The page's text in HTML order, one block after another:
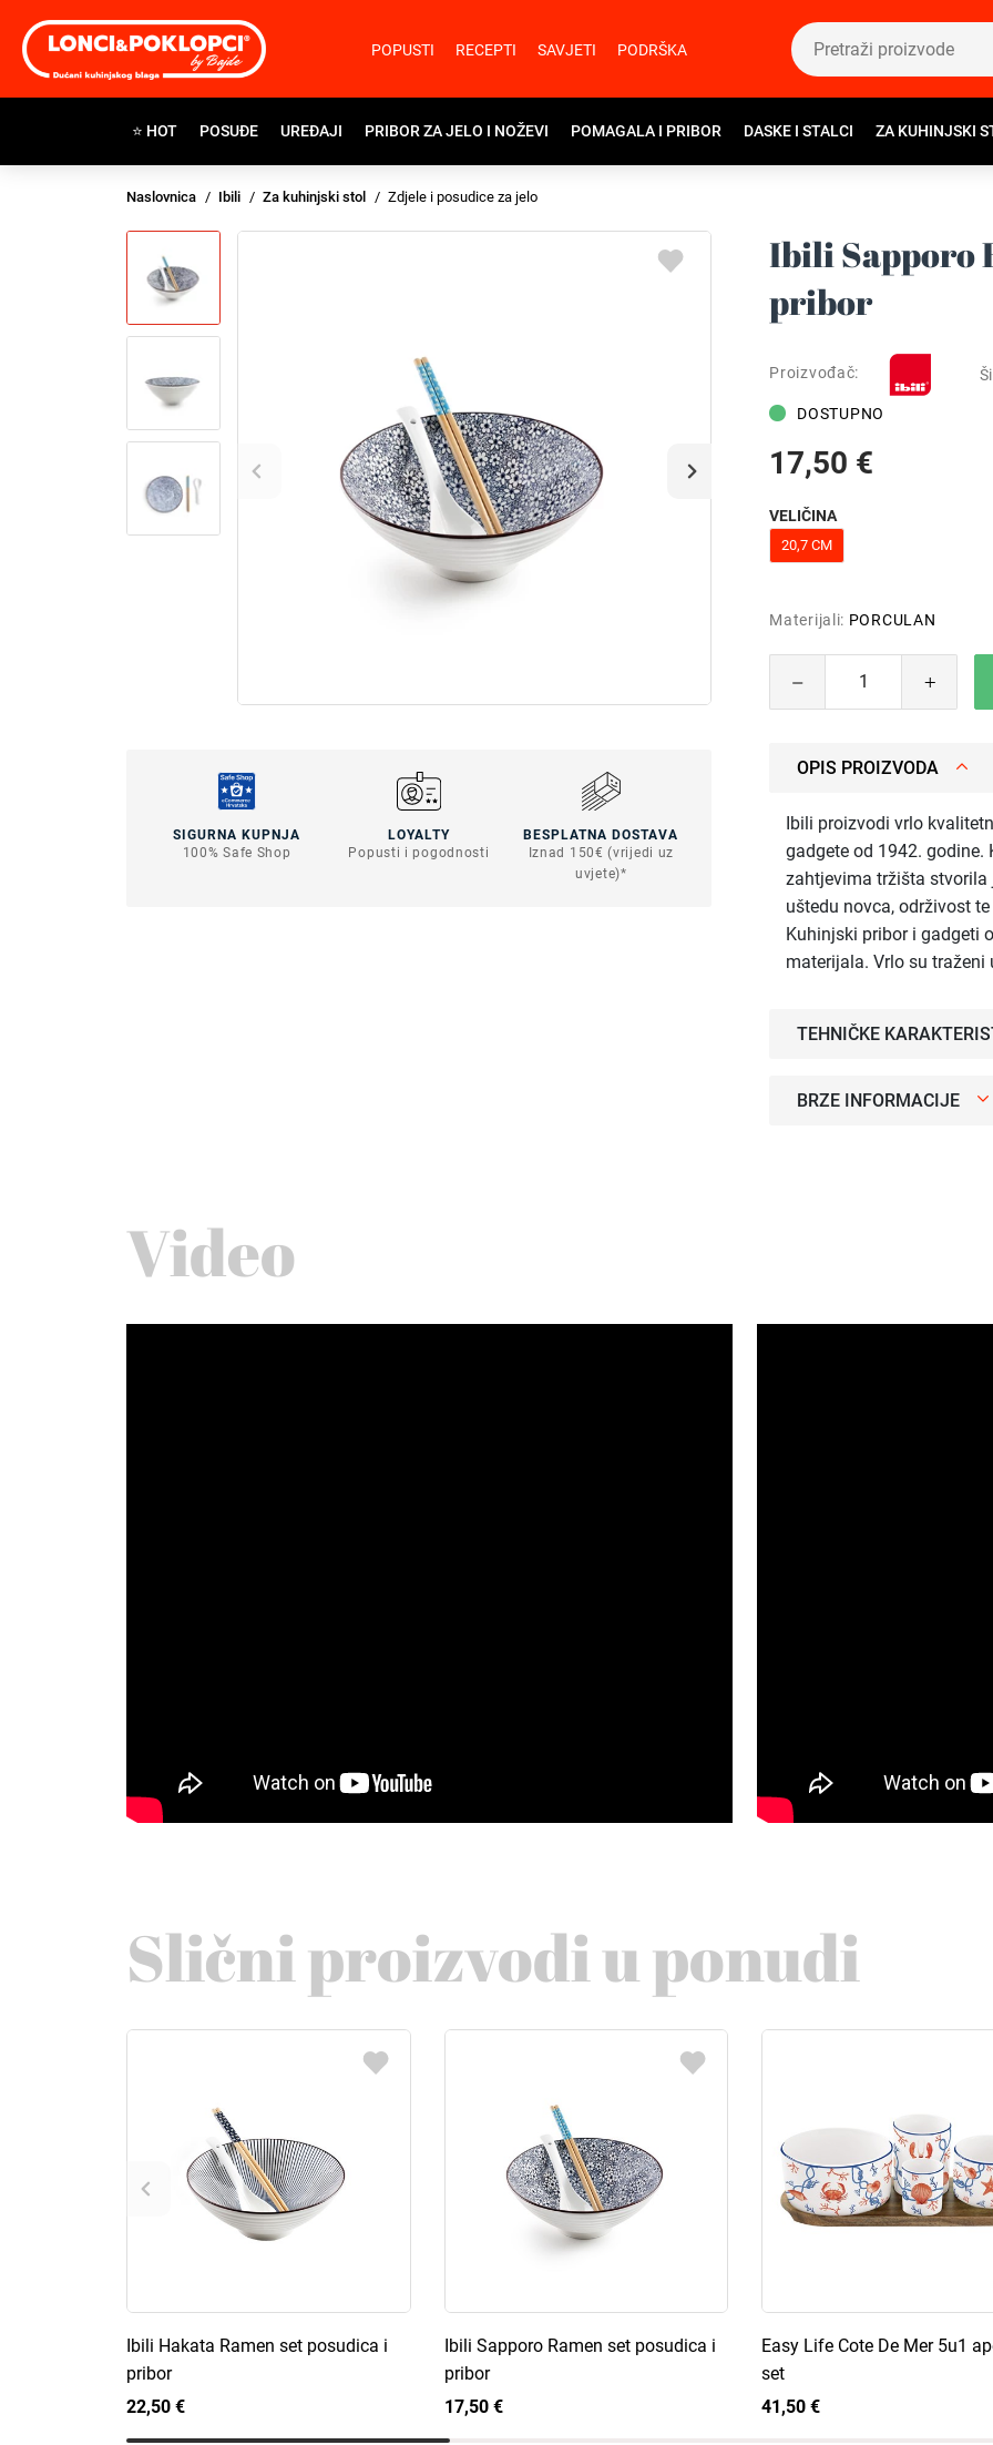
POPUSTI RECEPTI SAVJETI PODRŠKA
⭐ HOT POSUĐE UREĐAJI PRIBOR ZA JELO I NOŽEVI POMAGALA I PRIBOR DASKE I STALCI ZA KUHINJSKI
Naslovnica Ibili Za kuhinjski stol Zdjele i posudice za jelo
SIGURNA KUPNJA
100% Safe Shop
LOYALTY
Popusti i pogodnosti
BESPLATNA DOSTAVA
Iznad 150€ (vrijedi uz
uvjete)*
Ibili Sapporo
pribor
Proizvođač:
DOSTUPNO
17,50 €
VELIČINA
20,7 CM
Materijali: PORCULAN
OPIS PROIZVODA
Ibili proizvodi vrlo
gadgete od 1942.
zahtjevima tržišta
uštedu novca, održivost
Kuhinjski pribor i gadgeti
materijala. Vrlo su
TEHNIČKE
BRZE INFORMACIJE
Video
Slični proizvodi u ponudi
Ibili Hakata Ramen set posudica i
pribor
22,50 €
Ibili Sapporo Ramen set posudica i
pribor
17,50 €
Easy Life Cote De Mer 5u1
set
41,50 €